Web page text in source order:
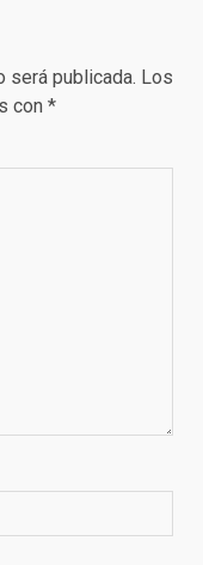
será publicada. Los
con *